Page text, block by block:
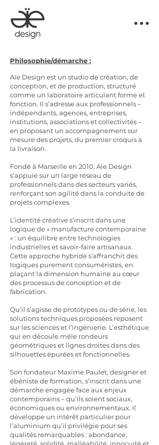
Philosophie/démarche :
Aïe Design est un studio de création, de
conception, et de production, structuré
comme un laboratoire articulant forme et
fonction. Il s’adresse aux professionnels –
indépendants, agences, entreprises,
institutions, associations et collectivités –
en proposant un accompagnement sur
mesure des projets, du premier croquis à
la livraison.
Fondé à Marseille en 2010, Aïe Design
s’appuie sur un large réseau de
professionnels dans des secteurs variés,
renforçant son agilité dans la conduite de
projets complexes.
L’identité créative s’inscrit dans une
logique de « manufacture contemporaine
» : un équilibre entre technologies
industrielles et savoir-faire artisanaux.
Cette approche hybride s’affranchit des
logiques purement consuméristes, en
plaçant la dimension humaine au cœur
des processus de conception et de
fabrication.
Qu’il s’agisse de prototypes ou de série, les
solutions techniques proposées reposent
sur les sciences et l’ingénierie. L’esthétique
qui en découle mêle rondeurs
géométriques et lignes droites dans des
silhouettes épurées et fonctionnelles.
Son fondateur Maxime Paulet, designer et
ébéniste de formation, s’inscrit dans une
démarche engagée face aux enjeux
contemporains – qu’ils soient sociaux,
économiques ou environnementaux. Il
développe un intérêt particulier pour
l’aluminium qu’il privilégie pour ses
qualités remarquables : abondance,